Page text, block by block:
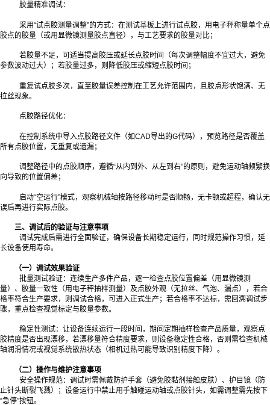
胶量精准调试：
采用“试点胶测量调整”的方式：在测试基板上进行试点胶，用电子秤称量单个点
胶点的胶量（或用显微镜测量胶点直径），与工艺要求的胶量对比；
若胶量不足，可适当提高胶压或延长点胶时间（每次调整幅度不宜过大，避免
参数波动过大）；若胶量过多，则降低胶压或缩短点胶时间；
重复试点胶多次，直至胶量误差控制在工艺允许范围内，且胶点形状饱满、无
拉丝现象。
点胶路径优化：
在控制系统中导入点胶路径文件（如CAD导出的G代码），预览路径是否覆盖
所有点胶位置，无重复或遗漏；
调整路径中的点胶顺序，遵循“从内到外、从左到右”的原则，避免运动轴频繁换
向导致的位置偏差；
启动“空运行”模式，观察机械轴按路径移动时是否顺畅，无卡顿或超程，确认无
误后再进行实际点胶。
三、调试后的验证与注意事项
调试完成后需进行全面验证，确保设备长期稳定运行，同时规范操作习惯，延
长设备使用寿命。
（一）调试效果验证
批量测试验证：连续生产多件产品，逐一检查点胶位置偏差（用显微镜测
量）、胶量一致性（用电子秤抽样测量）及点胶外观（无拉丝、气泡、漏点），若合
格率符合生产要求，则调试合格，可进入正式生产；若合格率不达标，需回溯调试步
骤，重点检查视觉标定与胶量参数。
稳定性测试：让设备连续运行一段时间，期间定期抽样检查产品质量，观察点
胶精度是否出现漂移，若漂移量符合精度要求，则设备稳定性合格，否则需检查机械
轴润滑情况或视觉系统散热状态（相机过热可能导致识别精度下降）。
（二）操作与维护注意事项
安全操作规范：调试时需佩戴防护手套（避免胶黏剂接触皮肤）、护目镜（防
止针头断裂飞溅）；设备运行中禁止用手触碰运动轴或点胶针头，如需调整需先按下
“急停”按钮。